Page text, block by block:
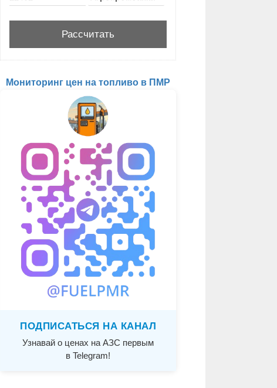
Мониторинг цен на топливо в ПМР
ПОДПИСАТЬСЯ НА КАНАЛ
Узнавай о ценах на АЗС первым
в Telegram!